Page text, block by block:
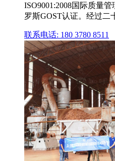
ISO9001:2008国际质量
罗斯GOST认证。经过二
联系电话: 180 3780 8511